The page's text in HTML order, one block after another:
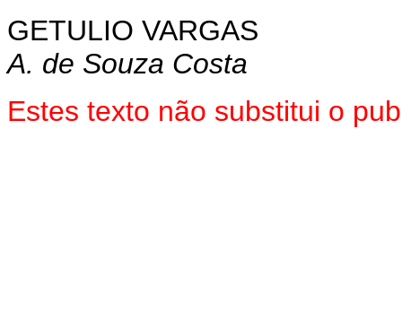
GETULIO VARGAS
A. de Souza Costa
Estes texto não substitui o